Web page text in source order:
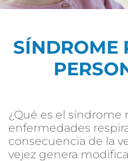
SÍNDROME
¿Qué es el síndrome
enfermedades
consecuencia de la
vejez genera